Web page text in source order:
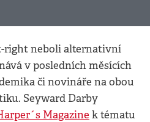
right neboli alternativní
v posledních měsících
či novináře na obou
Seyward Darby
Magazine k tématu